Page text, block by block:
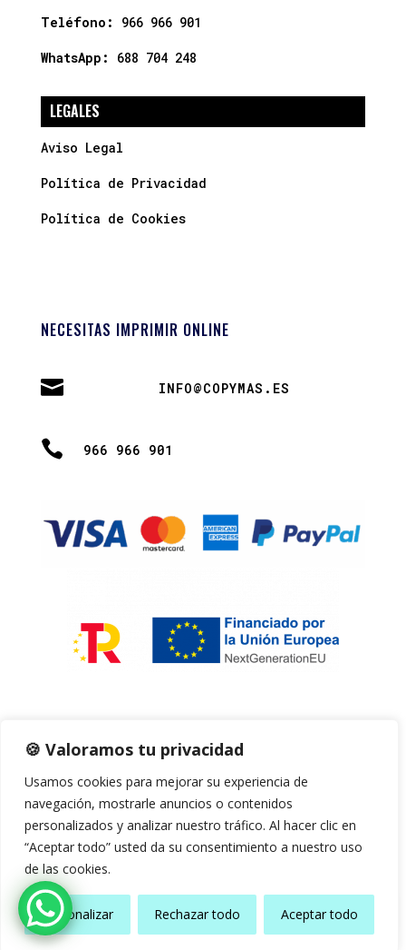
🍪 Valoramos tu privacidad
Usamos cookies para mejorar su experiencia de
navegación, mostrarle anuncios o contenidos
personalizados y analizar nuestro tráfico. Al hacer clic en
“Aceptar todo” usted da su consentimiento a nuestro uso
de las cookies.
Personalizar Rechazar todo Aceptar todo
Teléfono: 966 966 901
WhatsApp: 688 704 248
LEGALES
Aviso Legal
Política de Privacidad
Política de Cookies
NECESITAS IMPRIMIR ONLINE
 INFO@COPYMAS.ES
 966 966 901
Copyright © 2026 | Web Realizada 🧡
UnikaWeb.es
ES